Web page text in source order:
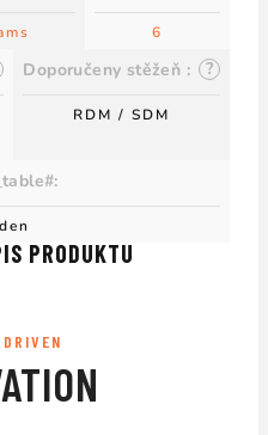
PRODUKTU
6
?
Doporučeny stěžeň :
RDM / SDM
: